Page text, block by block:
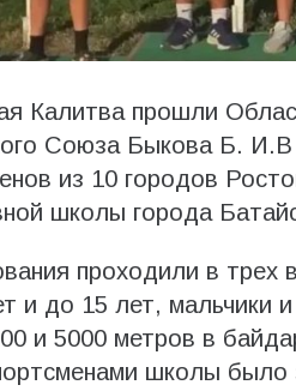
Калитва прошли
Союза Быкова Б. И.В
из 10 городов
школы города
проходили в трех
и до 15 лет, мальчики
и 5000 метров в
школы было